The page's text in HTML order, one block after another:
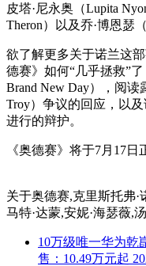
皮塔·尼永奥（Lupita
Theron）以及乔·博恩瑟（
欲了解更多关于诺兰这
德赛》如何“几乎拯救”
Brand New Day），阅读
Troy）争议的回应，以
进行的辩护。
《奥德赛》将于7月17日
关于奥德赛,克里斯托弗
马特·达蒙,安妮·海瑟薇,
10万级唯一华为乾
售：10.49万元起